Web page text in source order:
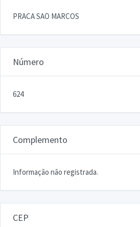
PRACA SAO MARCOS
Número
624
Complemento
Informação não registrada.
CEP